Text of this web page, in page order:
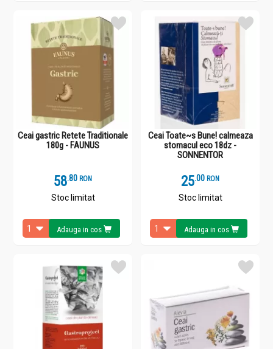
Ceai gastric Retete Traditionale
180g - FAUNUS
58.8 RON
Stoc limitat
Adauga in cos
Ceai Toate~s Bune! calmeaza
stomacul eco 18dz -
SONNENTOR
25.0 RON
Stoc limitat
Adauga in cos